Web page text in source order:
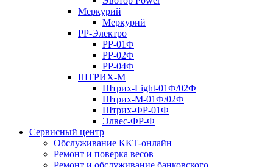
Меркурий
Меркурий
РР-Электро
РР-01Ф
РР-02Ф
РР-04Ф
ШТРИХ-М
Штрих-Light-01Ф/02Ф
Штрих-М-01Ф/02Ф
Штрих-ФР-01Ф
Элвес-ФР-Ф
Сервисный центр
Обслуживание ККТ-онлайн
Ремонт и поверка весов
Ремонт и обслуживание банковского